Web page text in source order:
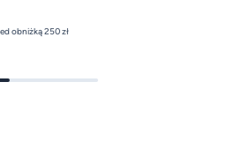
najniższa cena z 30 dni przed obniżką 250 zł